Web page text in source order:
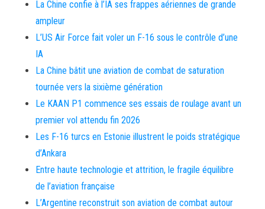
La Chine confie à l’IA ses frappes aériennes de grande
ampleur
L’US Air Force fait voler un F-16 sous le contrôle d’une
IA
La Chine bâtit une aviation de combat de saturation
tournée vers la sixième génération
Le KAAN P1 commence ses essais de roulage avant un
premier vol attendu fin 2026
Les F-16 turcs en Estonie illustrent le poids stratégique
d’Ankara
Entre haute technologie et attrition, le fragile équilibre
de l’aviation française
L’Argentine reconstruit son aviation de combat autour